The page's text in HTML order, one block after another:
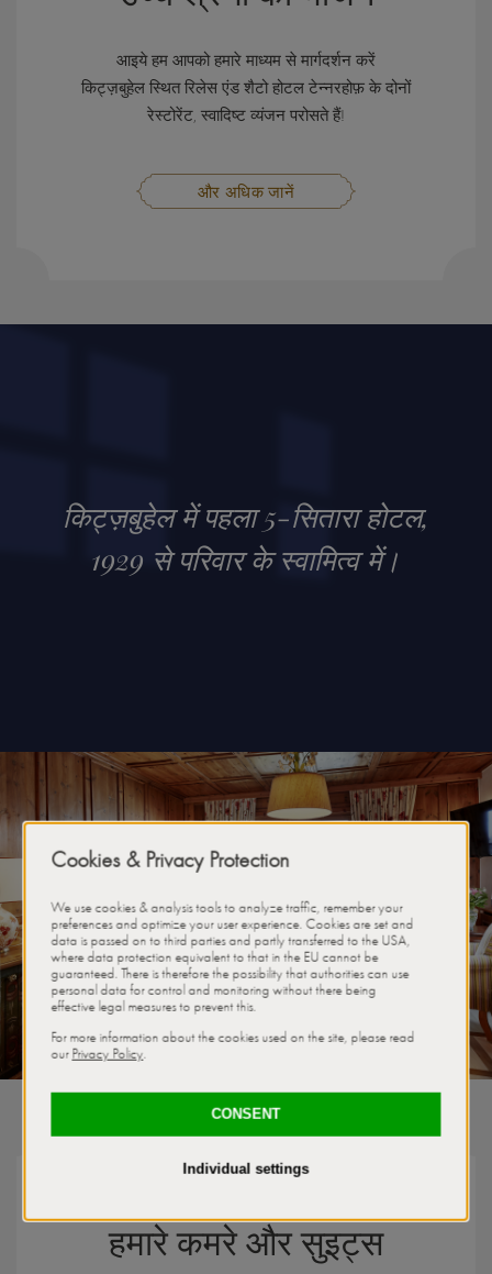
आइये हम आपको हमारे माध्यम से मार्गदर्शन करें
किट्ज़बुहेल स्थित रिलेस एंड शैटो होटल टेन्नरहोफ़ के दोनों
रेस्टोरेंट, स्वादिष्ट व्यंजन परोसते हैं!
और अधिक जानें
किट्ज़बुहेल में पहला 5-सितारा होटल,
1929 से परिवार के स्वामित्व में।
हमारे कमरे और सुइट्स